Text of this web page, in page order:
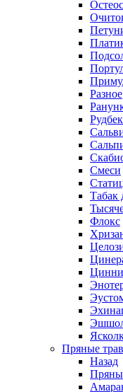
Разное
Смеси
Табак
Флокс
Пряные
Назад